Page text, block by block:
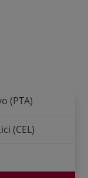
(PTA)
(CEL)